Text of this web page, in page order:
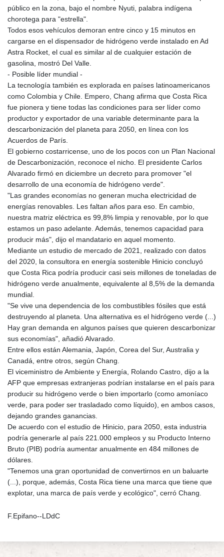
público en la zona, bajo el nombre Nyuti, palabra indígena
chorotega para "estrella".
Todos esos vehículos demoran entre cinco y 15 minutos en
cargarse en el dispensador de hidrógeno verde instalado en Ad
Astra Rocket, el cual es similar al de cualquier estación de
gasolina, mostró Del Valle.
- Posible líder mundial -
La tecnología también es explorada en países latinoamericanos
como Colombia y Chile. Empero, Chang afirma que Costa Rica
fue pionera y tiene todas las condiciones para ser líder como
productor y exportador de una variable determinante para la
descarbonización del planeta para 2050, en línea con los
Acuerdos de París.
El gobierno costarricense, uno de los pocos con un Plan Nacional
de Descarbonización, reconoce el nicho. El presidente Carlos
Alvarado firmó en diciembre un decreto para promover "el
desarrollo de una economía de hidrógeno verde".
"Las grandes economías no generan mucha electricidad de
energías renovables. Les faltan años para eso. En cambio,
nuestra matriz eléctrica es 99,8% limpia y renovable, por lo que
estamos un paso adelante. Además, tenemos capacidad para
producir más", dijo el mandatario en aquel momento.
Mediante un estudio de mercado de 2021, realizado con datos
del 2020, la consultora en energía sostenible Hinicio concluyó
que Costa Rica podría producir casi seis millones de toneladas de
hidrógeno verde anualmente, equivalente al 8,5% de la demanda
mundial.
"Se vive una dependencia de los combustibles fósiles que está
destruyendo al planeta. Una alternativa es el hidrógeno verde (...)
Hay gran demanda en algunos países que quieren descarbonizar
sus economías", añadió Alvarado.
Entre ellos están Alemania, Japón, Corea del Sur, Australia y
Canadá, entre otros, según Chang.
El viceministro de Ambiente y Energía, Rolando Castro, dijo a la
AFP que empresas extranjeras podrían instalarse en el país para
producir su hidrógeno verde o bien importarlo (como amoníaco
verde, para poder ser trasladado como líquido), en ambos casos,
dejando grandes ganancias.
De acuerdo con el estudio de Hinicio, para 2050, esta industria
podría generarle al país 221.000 empleos y su Producto Interno
Bruto (PIB) podría aumentar anualmente en 484 millones de
dólares.
"Tenemos una gran oportunidad de convertirnos en un baluarte
(...), porque, además, Costa Rica tiene una marca que tiene que
explotar, una marca de país verde y ecológico", cerró Chang.
F.Epifano--LDdC